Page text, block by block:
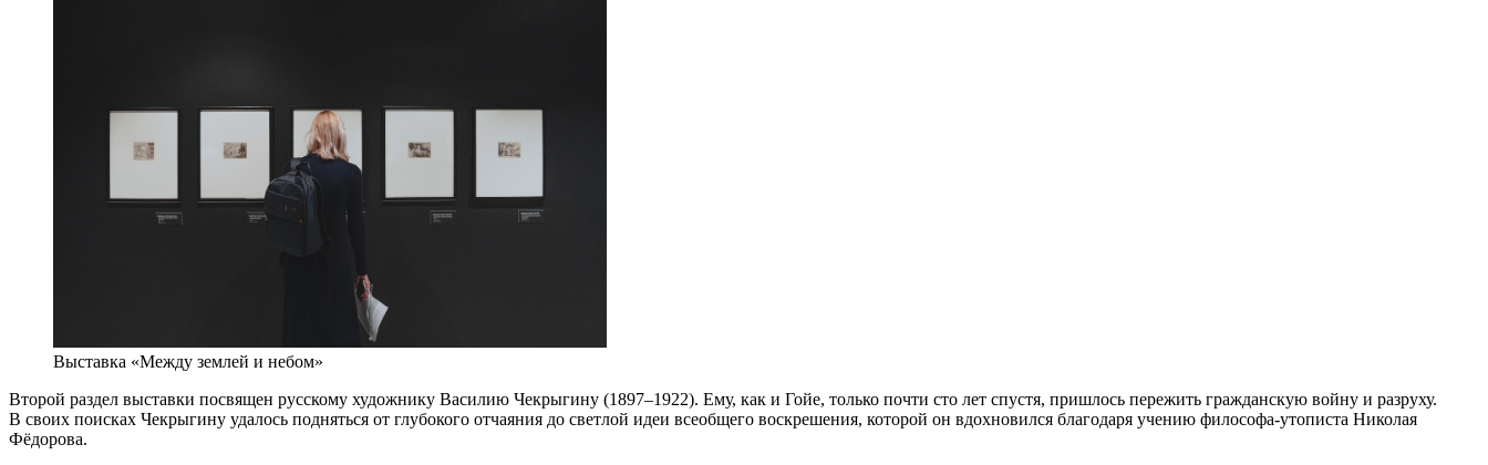
Выставка «Между землей и небом»
Второй раздел выставки посвящен русскому художнику Василию Чекрыгину (1897–1922). Ему, как и Гойе, только почти сто лет спустя, пришлось пережить гражданскую войну и разруху.
В своих поисках Чекрыгину удалось подняться от глубокого отчаяния до светлой идеи всеобщего воскрешения, которой он вдохновился благодаря учению философа-утописта Николая
Фёдорова.